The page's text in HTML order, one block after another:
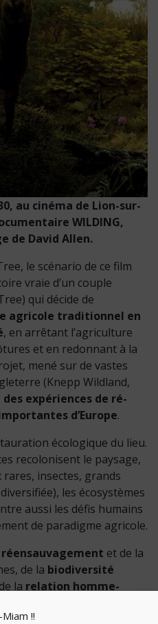
!!
au cinéma de Lion-sur-
WILDING,
de David Allen.
le scénario de ce film
vraie d’un couple
qui décide de
agricole traditionnel en
, en arrêtant l’agriculture
et en redonnant à la
mené sur de vastes
(Knepp Wildland,
des expériences de ré-
d’Europe.
écologique du lieu.
recolonisent le paysage,
insectes, grands
les écosystèmes
aussi les défis humains
de paradigme agricole.
réensauvagement et de la
de la biodiversité
la relation homme-
alternatifs, les
inspirations écologiques